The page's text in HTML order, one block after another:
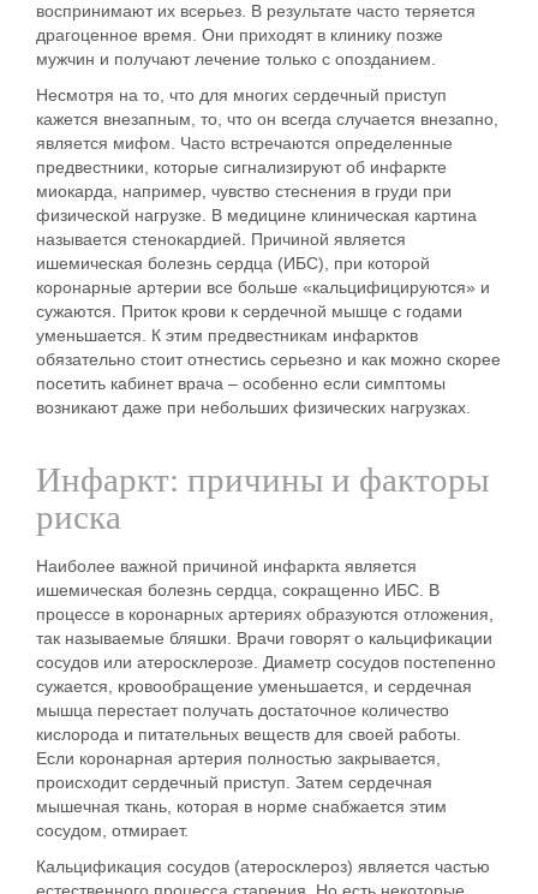
воспринимают их всерьез. В результате часто теряется
драгоценное время. Они приходят в клинику позже
мужчин и получают лечение только с опозданием.
Несмотря на то, что для многих сердечный приступ
кажется внезапным, то, что он всегда случается внезапно,
является мифом. Часто встречаются определенные
предвестники, которые сигнализируют об инфаркте
миокарда, например, чувство стеснения в груди при
физической нагрузке. В медицине клиническая картина
называется стенокардией. Причиной является
ишемическая болезнь сердца (ИБС), при которой
коронарные артерии все больше «кальцифицируются» и
сужаются. Приток крови к сердечной мышце с годами
уменьшается. К этим предвестникам инфарктов
обязательно стоит отнестись серьезно и как можно скорее
посетить кабинет врача – особенно если симптомы
возникают даже при небольших физических нагрузках.
Инфаркт: причины и факторы
риска
Наиболее важной причиной инфаркта является
ишемическая болезнь сердца, сокращенно ИБС. В
процессе в коронарных артериях образуются отложения,
так называемые бляшки. Врачи говорят о кальцификации
сосудов или атеросклерозе. Диаметр сосудов постепенно
сужается, кровообращение уменьшается, и сердечная
мышца перестает получать достаточное количество
кислорода и питательных веществ для своей работы.
Если коронарная артерия полностью закрывается,
происходит сердечный приступ. Затем сердечная
мышечная ткань, которая в норме снабжается этим
сосудом, отмирает.
Кальцификация сосудов (атеросклероз) является частью
естественного процесса старения. Но есть некоторые